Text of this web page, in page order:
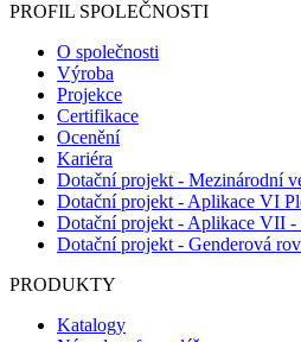
PROFIL SPOLEČNOSTI
O společnosti
Výroba
Projekce
Certifikace
Ocenění
Kariéra
Dotační projekt - Mezinárodní
Dotační projekt - Aplikace VI
Dotační projekt - Aplikace VII -
Dotační projekt - Genderová
PRODUKTY
Katalogy